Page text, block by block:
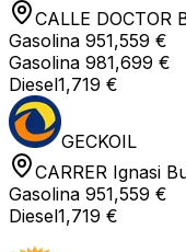
CALLE DOCTOR
Gasolina 951,559 €
Gasolina 981,699 €
Diesel1,719 €
GECKOIL
CARRER Ignasi
Gasolina 951,559 €
Diesel1,719 €